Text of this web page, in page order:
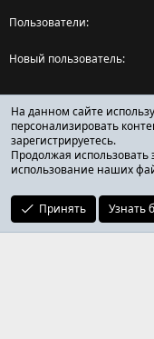
Пользователи
Новый пользователь
Поделиться
Facebook
X (Twitter)
Reddit
ОТЗЫВЫ ОНЛАЙН ФОРУМ
На данном сайте
персонализировать
зарегистрируетесь.
Продолжая использовать
использование наших
Принять Узнать